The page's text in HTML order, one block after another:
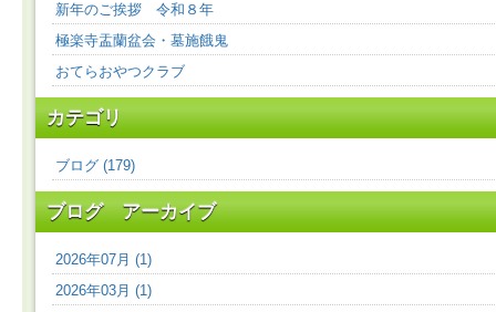
新年のご挨拶 令和８年
極楽寺盂蘭盆会・墓施餓鬼
おてらおやつクラブ
カテゴリ
ブログ (179)
ブログ アーカイブ
2026年07月 (1)
2026年03月 (1)